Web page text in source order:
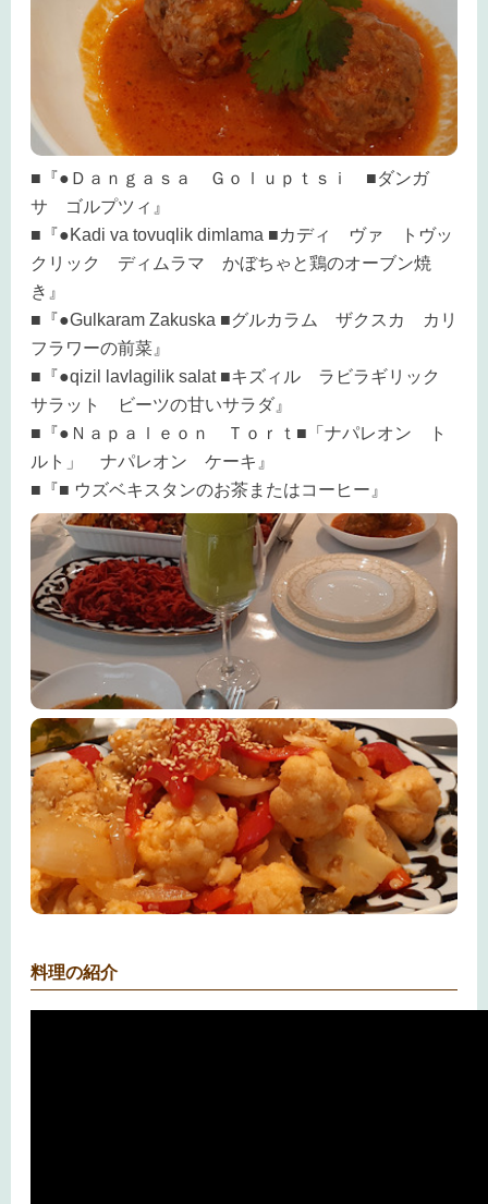
■『●Ｄａｎｇａｓａ Ｇｏｌｕｐｔｓｉ ■ダンガ
サ ゴルプツィ』
■『●Kadi va tovuqlik dimlama ■カディ ヴァ トヴッ
クリック ディムラマ かぼちゃと鶏のオーブン焼
き』
■『●Gulkaram Zakuska ■グルカラム ザクスカ カリ
フラワーの前菜』
■『●qizil lavlagilik salat ■キズィル ラビラギリック
サラット ビーツの甘いサラダ』
■『●Ｎａｐａｌｅｏｎ Ｔｏｒｔ■「ナパレオン ト
ルト」 ナパレオン ケーキ』
■『■ ウズベキスタンのお茶またはコーヒー』
料理の紹介